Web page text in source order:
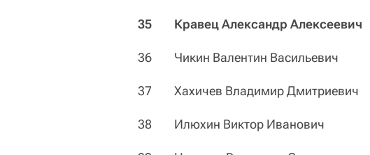
35 Кравец Александр Алексеевич
36 Чикин Валентин Васильевич
37 Хахичев Владимир Дмитриевич
38 Илюхин Виктор Иванович